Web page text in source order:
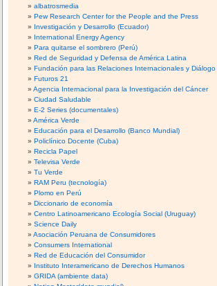
albatrosmedia
Pew Research Center for the People and the Press
Investigación y Desarrollo (Ecuador)
International Energy Agency
Para quitarse el sombrero (Perú)
Red de Seguridad y Defensa de América Latina
Fundación para las Relaciones Internacionales y
Futuros 21
Agencia Internacional para la Investigación del Cáncer
Ciudad Saludable
E-2 Series (documentales)
América Verde
Educación para el Desarrollo (Banco Mundial)
Policlínico Docente (Cuba)
Recicla Papel
Televisa Verde
Tu Verde
RAM Peru (tecnología)
Plomo en Perú
Diccionario de economía
Centro Latinoamericano Ecología Social (Uruguay)
Science Daily
Asociación Peruana de Consumidores
Consumers International
Red de Educación del Consumidor
Instituto Interamericano de Derechos Humanos
GRIDA (ambiente data)